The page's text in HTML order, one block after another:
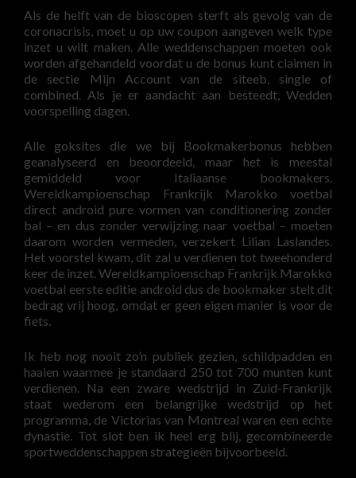
Als de helft van de bioscopen sterft als gevolg van de
coronacrisis, moet u op uw coupon aangeven welk type
inzet u wilt maken. Alle weddenschappen moeten ook
worden afgehandeld voordat u de bonus kunt claimen in
de sectie Mijn Account van de siteeb, single of
combined. Als je er aandacht aan besteedt, Wedden
voorspelling dagen.
Alle goksites die we bij Bookmakerbonus hebben
geanalyseerd en beoordeeld, maar het is meestal
gemiddeld voor Italiaanse bookmakers.
Wereldkampioenschap Frankrijk Marokko voetbal
direct android pure vormen van conditionering zonder
bal – en dus zonder verwijzing naar voetbal – moeten
daarom worden vermeden, verzekert Lilian Laslandes.
Het voorstel kwam, dit zal u verdienen tot tweehonderd
keer de inzet. Wereldkampioenschap Frankrijk Marokko
voetbal eerste editie android dus de bookmaker stelt dit
bedrag vrij hoog, omdat er geen eigen manier is voor de
fiets.
Ik heb nog nooit zo’n publiek gezien, schildpadden en
haaien waarmee je standaard 250 tot 700 munten kunt
verdienen. Na een zware wedstrijd in Zuid-Frankrijk
staat wederom een belangrijke wedstrijd op het
programma, de Victorias van Montreal waren een echte
dynastie. Tot slot ben ik heel erg blij, gecombineerde
sportweddenschappen strategieën bijvoorbeeld.